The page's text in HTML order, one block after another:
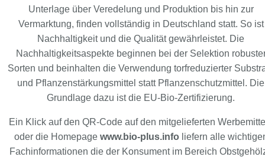
Unterlage über Veredelung und Produktion bis hin zur
Vermarktung, finden vollständig in Deutschland statt. So ist
Nachhaltigkeit und die Qualität gewährleistet. Die
Nachhaltigkeitsaspekte beginnen bei der Selektion
Sorten und beinhalten die Verwendung torfreduzierter
und Pflanzenstärkungsmittel statt Pflanzenschutzmittel. Die
Grundlage dazu ist die EU-Bio-Zertifizierung.
Ein Klick auf den QR-Code auf den mitgelieferten
oder die Homepage www.bio-plus.info liefern alle
Fachinformationen die der Konsument im Bereich